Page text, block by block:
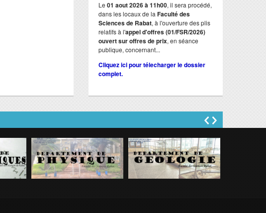
Le 01 aout 2026 à 11h00, il sera procédé,
dans les locaux de la Faculté des
Sciences de Rabat, à l'ouverture des plis
relatifs à l'appel d'offres (01/FSR/2026)
ouvert sur offres de prix, en séance
publique, concernant...
Cliquez ici pour télecharger le dossier
complet.